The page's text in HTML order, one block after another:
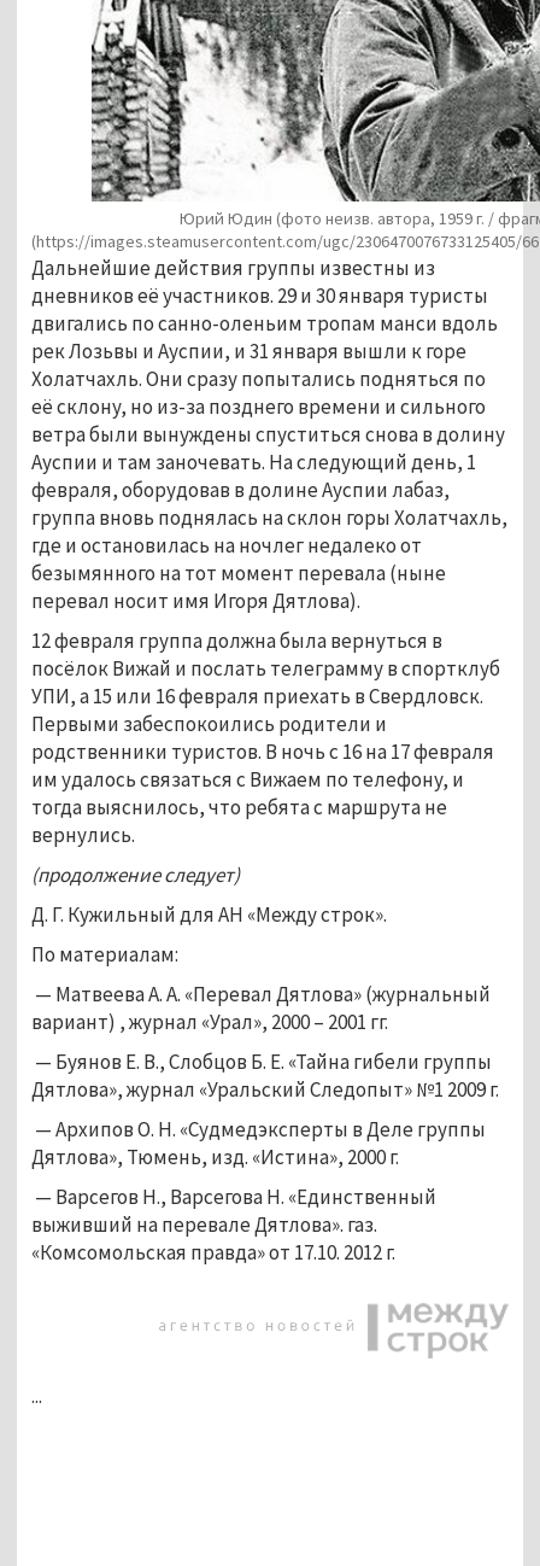
Юрий Юдин (фото неизв. автора, 1959 г. /
(https://images.steamusercontent.com/ugc/2306470076733125405/
Дальнейшие действия группы известны из
дневников её участников. 29 и 30 января туристы
двигались по санно-оленьим тропам манси вдоль
рек Лозьвы и Ауспии, и 31 января вышли к горе
Холатчахль. Они сразу попытались подняться по
её склону, но из-за позднего времени и сильного
ветра были вынуждены спуститься снова в долину
Ауспии и там заночевать. На следующий день, 1
февраля, оборудовав в долине Ауспии лабаз,
группа вновь поднялась на склон горы Холатчахль,
где и остановилась на ночлег недалеко от
безымянного на тот момент перевала (ныне
перевал носит имя Игоря Дятлова).
12 февраля группа должна была вернуться в
посёлок Вижай и послать телеграмму в спортклуб
УПИ, а 15 или 16 февраля приехать в Свердловск.
Первыми забеспокоились родители и
родственники туристов. В ночь с 16 на 17 февраля
им удалось связаться с Вижаем по телефону, и
тогда выяснилось, что ребята с маршрута не
вернулись.
(продолжение следует)
Д. Г. Кужильный для АН «Между строк».
По материалам:
— Матвеева А. А. «Перевал Дятлова» (журнальный
вариант) , журнал «Урал», 2000 – 2001 гг.
— Буянов Е. В., Слобцов Б. Е. «Тайна гибели группы
Дятлова», журнал «Уральский Следопыт» №1 2009 г.
— Архипов О. Н. «Судмедэксперты в Деле группы
Дятлова», Тюмень, изд. «Истина», 2000 г.
— Варсегов Н., Варсегова Н. «Единственный
выживший на перевале Дятлова». газ.
«Комсомольская правда» от 17.10. 2012 г.
...